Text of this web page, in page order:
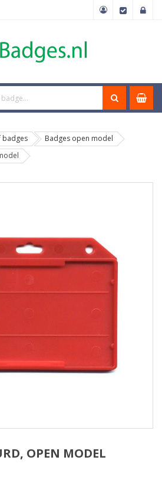
badges
Badges open model
OPEN MODEL